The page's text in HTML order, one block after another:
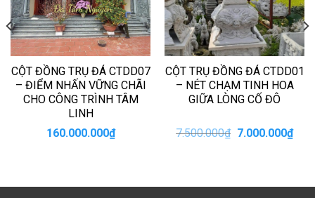
CỘT ĐỒNG TRỤ ĐÁ CTDD07
– ĐIỂM NHẤN VỮNG CHÃI
CHO CÔNG TRÌNH TÂM
LINH
160.000.000₫
CỘT TRỤ ĐỒNG ĐÁ CTDD01
– NÉT CHẠM TINH HOA
GIỮA LÒNG CỐ ĐÔ
7.500.000₫ Giá
7.000.000₫Giá
hiện